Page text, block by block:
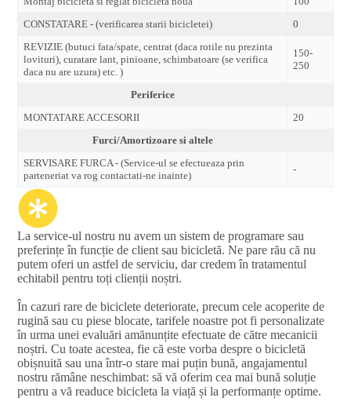
CONSTATARE - (verificarea starii bicicletei)
0
REVIZIE (butuci fata/spate, centrat (daca rotile nu prezinta
lovituri), curatare lant, pinioane, schimbatoare (se verifica
daca nu are uzura) etc. )
150-
250
Periferice
MONTATARE ACCESORII
20
Furci/Amortizoare si altele
SERVISARE FURCA - (Service-ul se efectueaza prin
parteneriat va rog contactati-ne inainte)
-
La service-ul nostru nu avem un sistem de programare sau
preferințe în funcție de client sau bicicletă. Ne pare rău că nu
putem oferi un astfel de serviciu, dar credem în tratamentul
echitabil pentru toți clienții noștri.
În cazuri rare de biciclete deteriorate, precum cele acoperite de
rugină sau cu piese blocate, tarifele noastre pot fi personalizate
în urma unei evaluări amănunțite efectuate de către mecanicii
noștri. Cu toate acestea, fie că este vorba despre o bicicletă
obișnuită sau una într-o stare mai puțin bună, angajamentul
nostru rămâne neschimbat: să vă oferim cea mai bună soluție
pentru a vă readuce bicicleta la viață și la performanțe optime.